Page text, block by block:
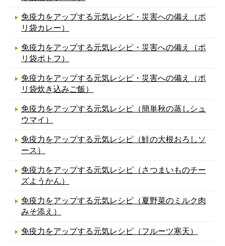
免疫力をアップする元気レシピ・災害への備え（ポ
リ袋カレー）
免疫力をアップする元気レシピ・災害への備え（ポ
リ袋ポトフ）
免疫力をアップする元気レシピ・災害への備え（ポ
リ袋炊き込みご飯）
免疫力をアップする元気レシピ（簡単秋の蒸しシュ
ウマイ）
免疫力をアップする元気レシピ（鮭の大根おろしソ
ース）
免疫力をアップする元気レシピ（さつまいものチー
ズようかん）
免疫力をアップする元気レシピ（夏野菜のミルク肉
みそ添え）
免疫力をアップする元気レシピ（フルーツ寒天）